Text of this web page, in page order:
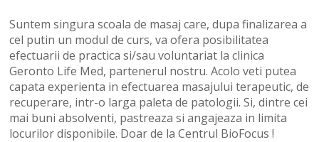
Suntem singura scoala de masaj care, dupa finalizarea a
cel putin un modul de curs, va ofera posibilitatea
efectuarii de practica si/sau voluntariat la clinica
Geronto Life Med, partenerul nostru. Acolo veti putea
capata experienta in efectuarea masajului terapeutic, de
recuperare, intr-o larga paleta de patologii. Si, dintre cei
mai buni absolventi, pastreaza si angajeaza in limita
locurilor disponibile. Doar de la Centrul BioFocus !